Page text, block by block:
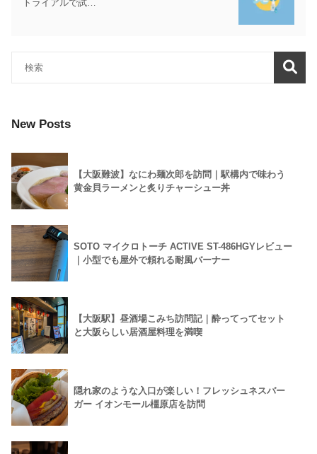
トライアルで試…
New Posts
【大阪難波】なにわ麺次郎を訪問｜駅構内で味わう
黄金貝ラーメンと炙りチャーシュー丼
SOTO マイクロトーチ ACTIVE ST-486HGYレビュー
｜小型でも屋外で頼れる耐風バーナー
【大阪駅】昼酒場こみち訪問記｜酔ってってセット
と大阪らしい居酒屋料理を満喫
隠れ家のような入口が楽しい！フレッシュネスバー
ガー イオンモール橿原店を訪問